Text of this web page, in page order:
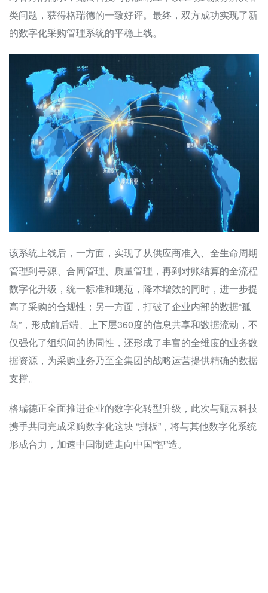
类问题，获得格瑞德的一致好评。最终，双方成功实现了新
的数字化采购管理系统的平稳上线。
该系统上线后，一方面，实现了从供应商准入、全生命周期
管理到寻源、合同管理、质量管理，再到对账结算的全流程
数字化升级，统一标准和规范，降本增效的同时，进一步提
高了采购的合规性；另一方面，打破了企业内部的数据“孤
岛”，形成前后端、上下层360度的信息共享和数据流动，不
仅强化了组织间的协同性，还形成了丰富的全维度的业务数
据资源，为采购业务乃至全集团的战略运营提供精确的数据
支撑。
格瑞德正全面推进企业的数字化转型升级，此次与甄云科技
携手共同完成采购数字化这块 “拼板”，将与其他数字化系统
形成合力，加速中国制造走向中国“智”造。